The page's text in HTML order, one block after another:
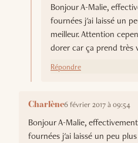
Bonjour A-Malie,
fournées j'ai laissé un
meilleur. Attention
dorer car ça prend très
Répondre
Charlène6 février 2017 à 09:54
Bonjour A-Malie,
fournées j'ai laissé un peu